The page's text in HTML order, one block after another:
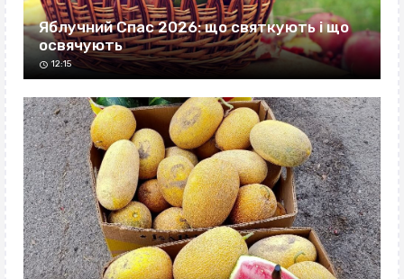
Яблучний Спас 2026: що святкують і що
освячують
12:15